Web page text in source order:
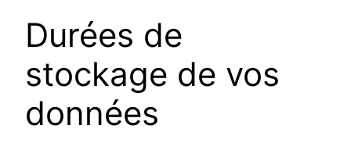
Durées de
stockage de vos
données